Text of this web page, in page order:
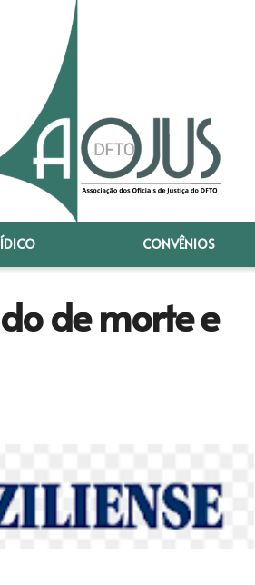
CONVÊNIOS
de morte e